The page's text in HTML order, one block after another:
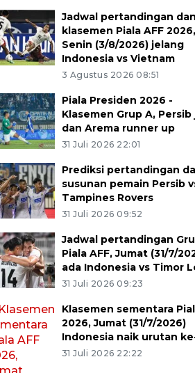
Jadwal pertandingan dan
klasemen Piala AFF 2026,
Senin (3/8/2026) jelang
Indonesia vs Vietnam
3 Agustus 2026 08:51
Piala Presiden 2026 -
Klasemen Grup A, Persib
dan Arema runner up
31 Juli 2026 22:01
Prediksi pertandingan
susunan pemain Persib
Tampines Rovers
31 Juli 2026 09:52
Jadwal pertandingan
Piala AFF, Jumat (31/7/
ada Indonesia vs Timor
31 Juli 2026 09:23
Klasemen sementara
2026, Jumat (31/7/2026)
Indonesia naik urutan
31 Juli 2026 22:22